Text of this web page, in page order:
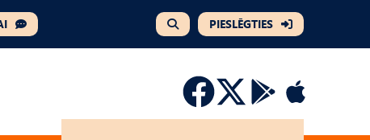
PIESLĒGTIES